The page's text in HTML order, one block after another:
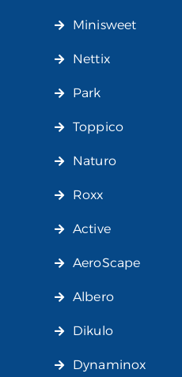
Minisweet
Nettix
Park
Toppico
Naturo
Roxx
Active
AeroScape
Albero
Dikulo
Dynaminox